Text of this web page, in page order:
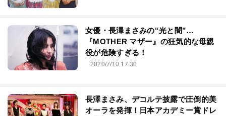
女優・長澤まさみの“光と闇”…
『MOTHER マザー』の狂気的な母親
役が危険すぎる！
2020/7/10 17:30
長澤まさみ、デコルテ披露で圧倒的美
オーラを発揮！日本アカデミー賞ドレ